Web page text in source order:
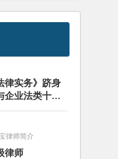
律实务》跻身
企业法类十大
律师简介
律师